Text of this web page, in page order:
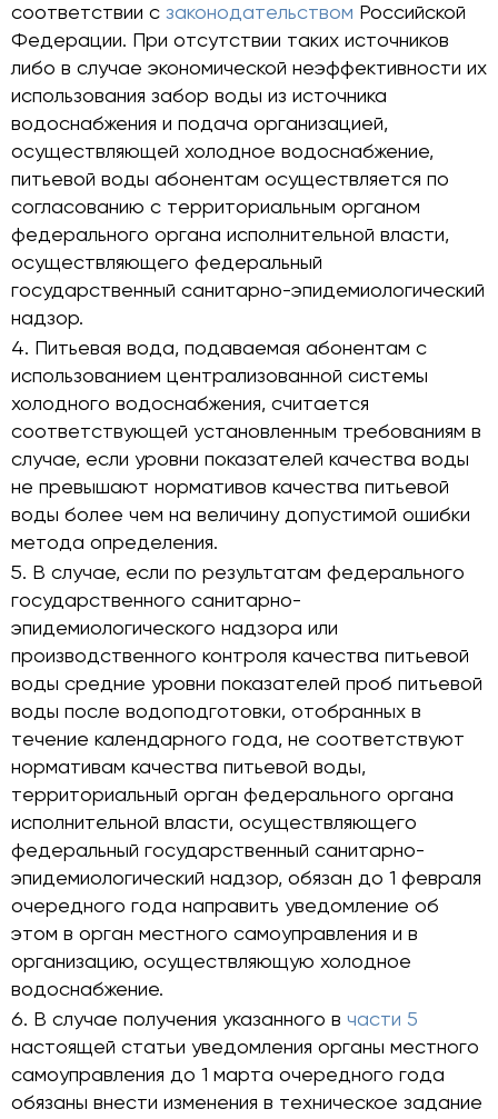
соответствии с законодательством Российской
Федерации. При отсутствии таких источников
либо в случае экономической неэффективности их
использования забор воды из источника
водоснабжения и подача организацией,
осуществляющей холодное водоснабжение,
питьевой воды абонентам осуществляется по
согласованию с территориальным органом
федерального органа исполнительной власти,
осуществляющего федеральный
государственный санитарно-эпидемиологический
надзор.
Питьевая вода, подаваемая абонентам с
использованием централизованной системы
холодного водоснабжения, считается
соответствующей установленным требованиям в
случае, если уровни показателей качества воды
не превышают нормативов качества питьевой
воды более чем на величину допустимой ошибки
метода определения.
В случае, если по результатам федерального
государственного санитарно-
эпидемиологического надзора или
производственного контроля качества питьевой
воды средние уровни показателей проб питьевой
воды после водоподготовки, отобранных в
течение календарного года, не соответствуют
нормативам качества питьевой воды,
территориальный орган федерального органа
исполнительной власти, осуществляющего
федеральный государственный санитарно-
эпидемиологический надзор, обязан до 1 февраля
очередного года направить уведомление об
этом в орган местного самоуправления и в
организацию, осуществляющую холодное
водоснабжение.
В случае получения указанного в части 5
настоящей статьи уведомления органы местного
самоуправления до 1 марта очередного года
обязаны внести изменения в техническое задание